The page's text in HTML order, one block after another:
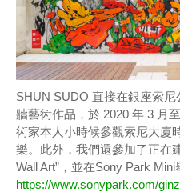
SHUN SUDO 直接在銀座索
牆藝術作品，於 2020 年 3 月
術家本人小時候參觀索尼大廈
樂。此外，我們還參加了正在
Wall Art”，並在Sony Park Mini
https://www.sonypark.com/